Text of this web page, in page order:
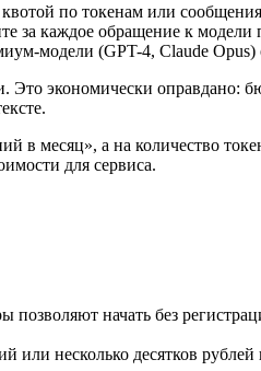
по токенам или
за каждое обращение к модели
модели (GPT-4, Claude Opus)
экономически оправдано:
месяц», а на количество
для сервиса.
позволяют начать без
несколько десятков рублей